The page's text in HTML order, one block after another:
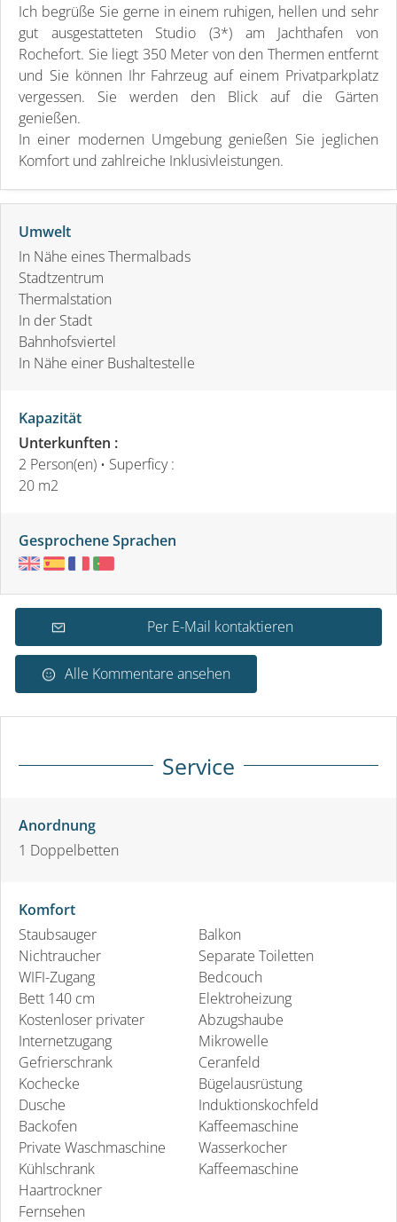
Ich begrüße Sie gerne in einem ruhigen, hellen und sehr
gut ausgestatteten Studio (3*) am Jachthafen von
Rochefort. Sie liegt 350 Meter von den Thermen entfernt
und Sie können Ihr Fahrzeug auf einem Privatparkplatz
vergessen. Sie werden den Blick auf die Gärten
genießen.
In einer modernen Umgebung genießen Sie jeglichen
Komfort und zahlreiche Inklusivleistungen.
Umwelt
In Nähe eines Thermalbads
Stadtzentrum
Thermalstation
In der Stadt
Bahnhofsviertel
In Nähe einer Bushaltestelle
Kapazität
Unterkunften :
2 Person(en) • Superficy :
20 m2
Gesprochene Sprachen
Per E-Mail kontaktieren
Alle Kommentare ansehen
Service
Anordnung
1 Doppelbetten
Komfort
Staubsauger
Nichtraucher
WIFI-Zugang
Bett 140 cm
Kostenloser privater
Internetzugang
Gefrierschrank
Kochecke
Dusche
Backofen
Private Waschmaschine
Kühlschrank
Haartrockner
Fernsehen
Balkon
Separate Toiletten
Bedcouch
Elektroheizung
Abzugshaube
Mikrowelle
Ceranfeld
Bügelausrüstung
Induktionskochfeld
Kaffeemaschine
Wasserkocher
Kaffeemaschine